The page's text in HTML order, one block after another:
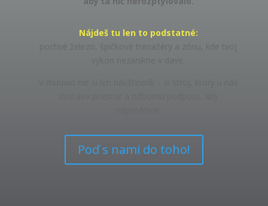
Nájdeš tu len to podstatné:
poctivé železo, špičkové trenažéry a zónu, kde tvoj
Poď s nami do toho!